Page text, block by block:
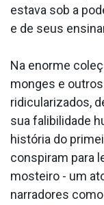
estava sob a
e de seus
Na enorme
monges e
ridicularizados,
sua falibilidade
história do
conspiram para
mosteiro - um
narradores